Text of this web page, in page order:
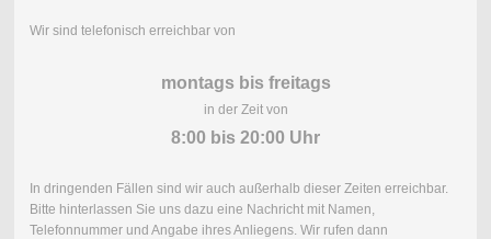
Wir sind telefonisch erreichbar von
montags bis freitags
in der Zeit von
8:00 bis 20:00 Uhr
In dringenden Fällen sind wir auch außerhalb dieser Zeiten erreichbar.
Bitte hinterlassen Sie uns dazu eine Nachricht mit Namen,
Telefonnummer und Angabe ihres Anliegens. Wir rufen dann